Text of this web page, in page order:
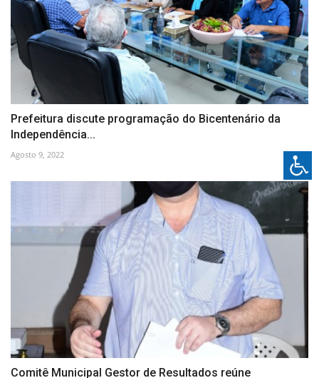
Prefeitura discute programação do Bicentenário da
Independência...
Agosto 9, 2022
Comitê Municipal Gestor de Resultados reúne